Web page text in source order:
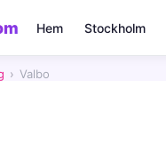
Hem Stockholm
› Valbo